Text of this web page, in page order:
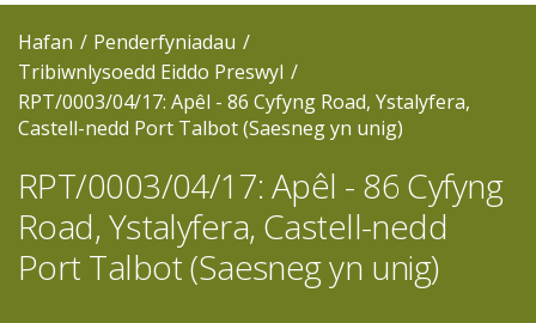
Hafan
Penderfyniadau
Tribiwnlysoedd Eiddo Preswyl
RPT/0003/04/17: Apêl - 86 Cyfyng Road, Ystalyfera,
Castell-nedd Port Talbot (Saesneg yn unig)
RPT/0003/04/17: Apêl - 86 Cyfyng
Road, Ystalyfera, Castell-nedd
Port Talbot (Saesneg yn unig)